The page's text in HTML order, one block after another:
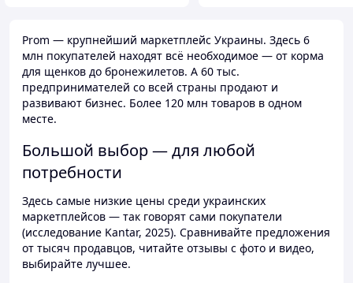
Prom — крупнейший маркетплейс Украины. Здесь 6
млн покупателей находят всё необходимое — от корма
для щенков до бронежилетов. А 60 тыс.
предпринимателей со всей страны продают и
развивают бизнес. Более 120 млн товаров в одном
месте.
Большой выбор — для любой
потребности
Здесь самые низкие цены среди украинских
маркетплейсов — так говорят сами покупатели
(исследование Kantar, 2025). Сравнивайте предложения
от тысяч продавцов, читайте отзывы с фото и видео,
выбирайте лучшее.